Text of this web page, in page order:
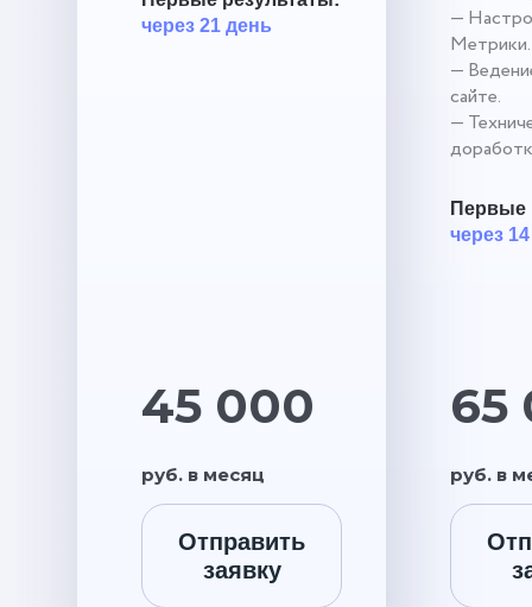
через 21 день
45 000
руб. в месяц
Отправить
заявку
—
Метрики.
—
сайте.
—
Первые
через
65
руб. в